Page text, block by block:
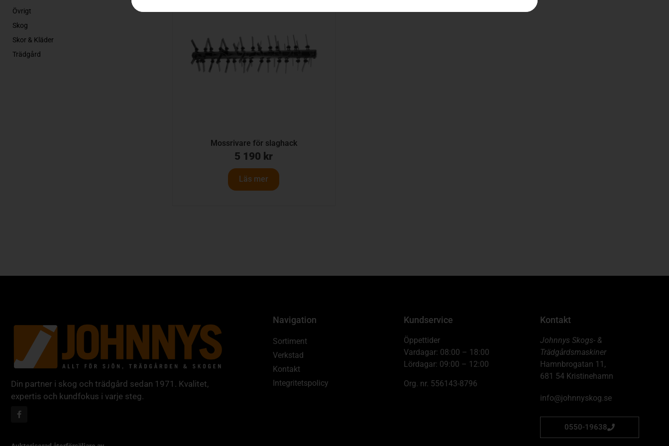
Övrigt
Skog
Skor & Kläder
Trädgård
Mossrivare för slaghack
5 190 kr
Läs mer
Din partner i skog och trädgård sedan 1971. Kvalitet,
expertis och kundfokus i varje steg.
Navigation
Sortiment
Verkstad
Kontakt
Integritetspolicy
Kundservice
Öppettider
Vardagar: 08:00 – 18:00
Lördagar: 09:00 – 12:00
Org. nr. 556143-8796
Kontakt
Johnnys Skogs- &
Trädgårdsmaskiner
Hamnbrogatan 11,
681 54 Kristinehamn
info@johnnyskog.se
0550-19638